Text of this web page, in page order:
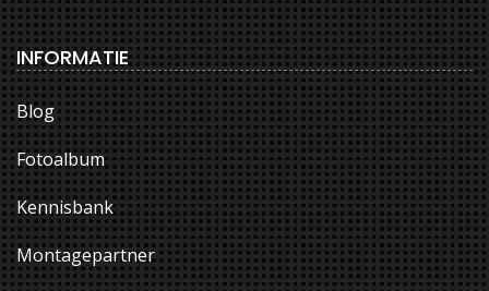
INFORMATIE
Blog
Fotoalbum
Kennisbank
Montagepartner